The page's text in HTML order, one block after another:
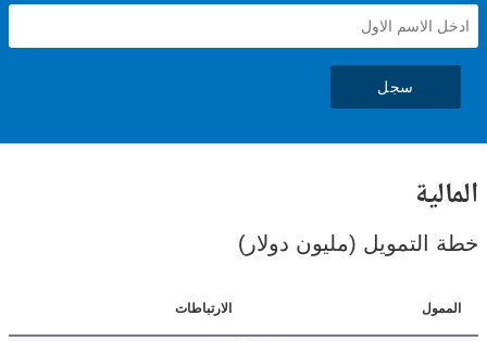
(مليون دولار)
الارتباطات